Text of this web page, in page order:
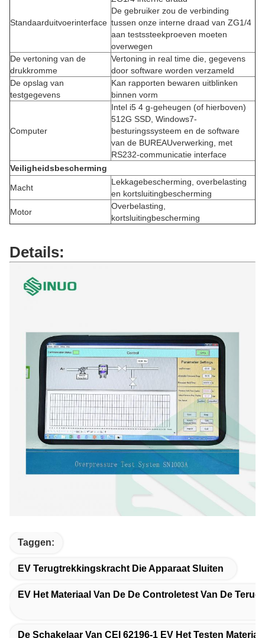
Standaarduitvoerinterface
De gebruiker zou de verbinding
tussen onze interne draad van ZG1/4
aan testssteekproeven moeten
overwegen
De vertoning van de
drukkromme
Vertoning in real time die, gegevens
door software worden verzameld
De opslag van
testgegevens
Kan rapporten bewaren uitblinken
binnen vorm
Computer
Intel i5 4 g-geheugen (of hierboven)
512G SSD, Windows7-
besturingssysteem en de software
van de BUREAUverwerking, met
RS232-communicatie interface
Veiligheidsbescherming
Macht
Lekkagebescherming, overbelasting
en kortsluitingbescherming
Motor
Overbelasting,
kortsluitingbescherming
Details:
Taggen:
EV Terugtrekkingskracht Die Apparaat Sluiten
EV Het Materiaal Van De De Controletest Van De
De Schakelaar Van CEI 62196-1 EV Het Testen